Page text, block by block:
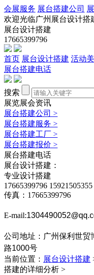
会展服务 展台搭建公司
欢迎光临广州展台设计搭
展台设计搭建
17665399796
首页 展台设计搭建 活动
展台搭建电话
搜索
展览展会资讯
展台搭建公司 >
展台搭建服务 >
展台搭建工厂 >
展台搭建报价 >
展台搭建电话
展台设计搭建：
专业设计搭建
17665399796 15921505355
传真：17665399796
E-mail:
公司地址： 广州保利世贸
路1000号
当前位置： 展台设计搭建
搭建的详细分析 >